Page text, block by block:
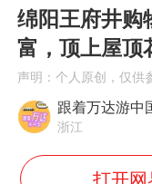
绵阳王府井购
富，顶上屋顶
声明：个人原创，仅供
跟着万达游中
浙江
打开